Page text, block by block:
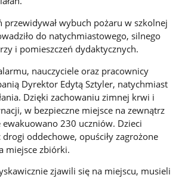
przewidywał wybuch pożaru w szkolnej
do natychmiastowego, silnego
i pomieszczeń dydaktycznych.
nauczyciele oraz pracownicy
Dyrektor Edytą Sztyler, natychmiast
Dzięki zachowaniu zimnej krwi i
w bezpieczne miejsce na zewnątrz
230 uczniów. Dzieci
drogi oddechowe, opuściły zagrożone
miejsce zbiórki.
zjawili się na miejscu, musieli